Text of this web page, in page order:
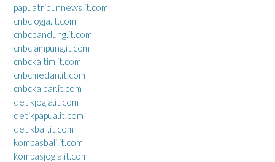
papuatribunnews.it.com
cnbcjogja.it.com
cnbcbandung.it.com
cnbclampung.it.com
cnbckaltim.it.com
cnbcmedan.it.com
cnbckalbar.it.com
detikjogja.it.com
detikpapua.it.com
detikbali.it.com
kompasbali.it.com
kompasjogja.it.com